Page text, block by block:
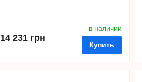
14 231 грн
в наличии
Купить